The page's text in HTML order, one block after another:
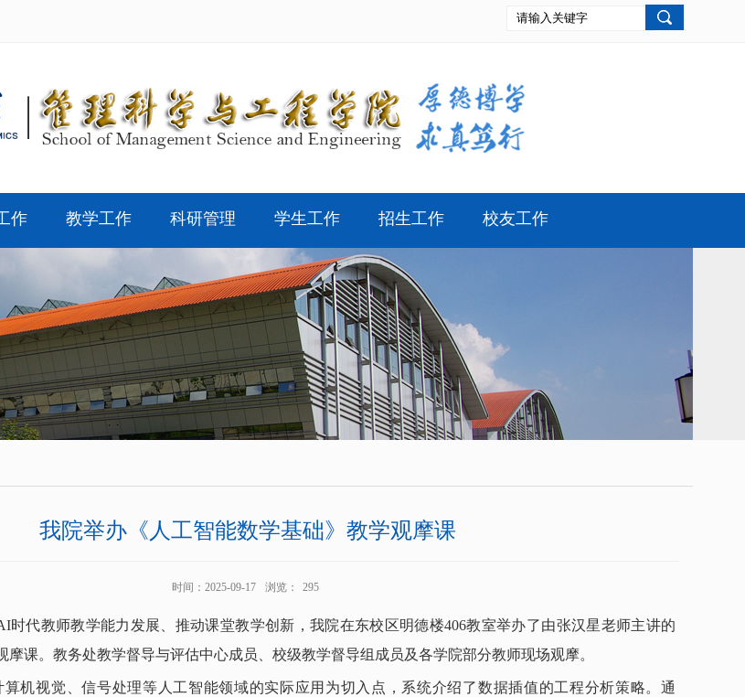
作 教学工作 科研管理 学生工作 招生工作 校友工作
我院举办《人工智能数学基础》教学观摩课
时间：2025-09-17 浏览： 295
时代教师教学能力发展、推动课堂教学创新，我院在东校区明德楼406教室举办了由张汉星老师主讲的
摩课。教务处教学督导与评估中心成员、校级教学督导组成员及各学院部分教师现场观摩。
机视觉、信号处理等人工智能领域的实际应用为切入点，系统介绍了数据插值的工程分析策略。 通